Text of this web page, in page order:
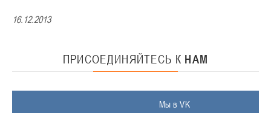
16.12.2013
ПРИСОЕДИНЯЙТЕСЬ К НАМ
Мы в VK